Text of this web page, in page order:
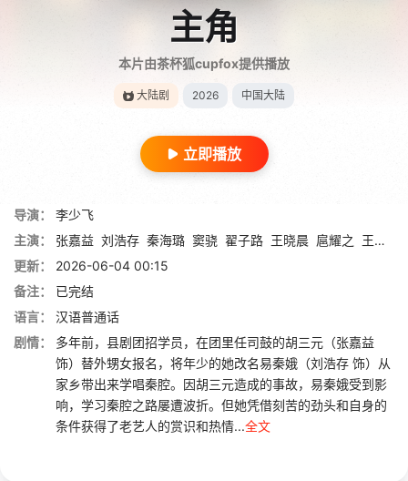
主角
本片由茶杯狐cupfox提供播放
大陆剧 2026 中国大陆
立即播放
导演：
李少飞
主演：
张嘉益 刘浩存 秦海璐 窦骁 翟子路 王晓晨 扈耀之 王海燕
更新：
2026-06-04 00:15
备注：
已完结
语言：
汉语普通话
剧情：
多年前，县剧团招学员，在团里任司鼓的胡三元（张嘉益
饰）替外甥女报名，将年少的她改名易秦娥（刘浩存 饰）从
家乡带出来学唱秦腔。因胡三元造成的事故，易秦娥受到影
响，学习秦腔之路屡遭波折。但她凭借刻苦的劲头和自身的
条件获得了老艺人的赏识和热情...全文